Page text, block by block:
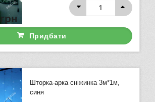
грн
Придбати
Шторка-арка сніжинка 3м*1м,
синя